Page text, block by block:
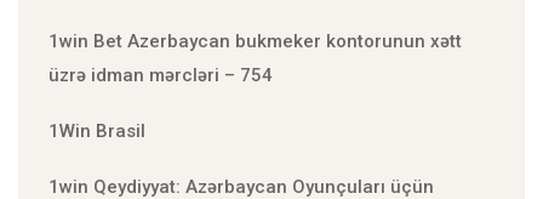
1win Bet Azerbaycan bukmeker kontorunun xətt
üzrə idman mərcləri – 754
1Win Brasil
1win Qeydiyyat: Azərbaycan Oyunçuları üçün